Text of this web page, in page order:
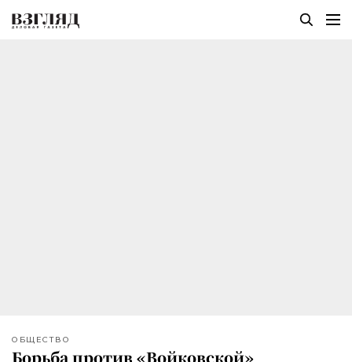
ОБЩЕСТВО
Борьба против «Войковской»